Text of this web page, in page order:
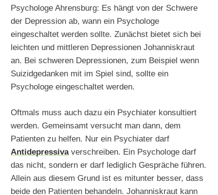
Psychologe Ahrensburg: Es hängt von der Schwere
der Depression ab, wann ein Psychologe
eingeschaltet werden sollte. Zunächst bietet sich bei
leichten und mittleren Depressionen Johanniskraut
an. Bei schweren Depressionen, zum Beispiel wenn
Suizidgedanken mit im Spiel sind, sollte ein
Psychologe eingeschaltet werden.
Oftmals muss auch dazu ein Psychiater konsultiert
werden. Gemeinsamt versucht man dann, dem
Patienten zu helfen. Nur ein Psychiater darf
Antidepressivaverschreiben. Ein Psychologe darf
das nicht, sondern er darf lediglich Gespräche führen.
Allein aus diesem Grund ist es mitunter besser, dass
beide den Patienten behandeln. Johanniskraut kann